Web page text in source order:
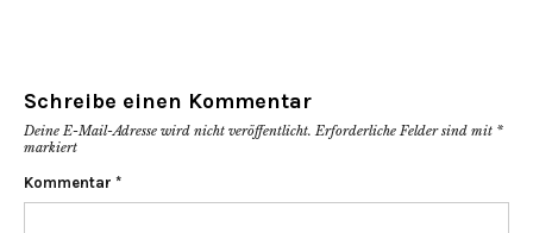
Schreibe einen Kommentar
Deine E-Mail-Adresse wird nicht veröffentlicht. Erforderliche Felder sind mit *
markiert
Kommentar *